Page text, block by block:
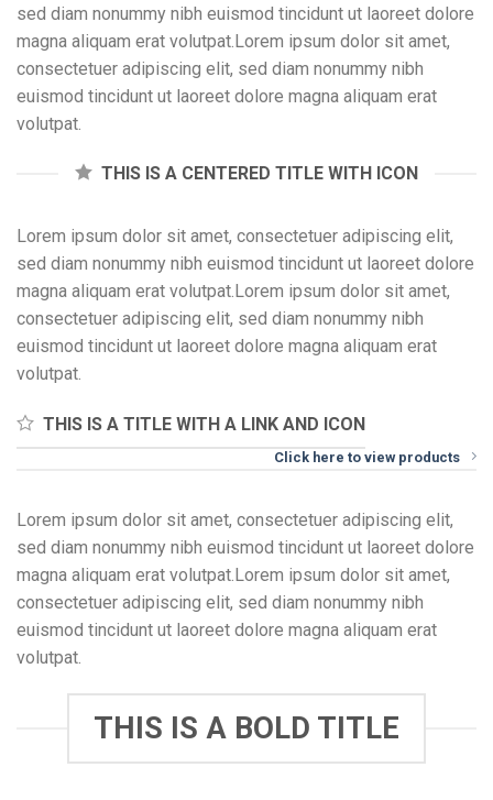
sed diam nonummy nibh euismod tincidunt ut laoreet dolore
magna aliquam erat volutpat.Lorem ipsum dolor sit amet,
consectetuer adipiscing elit, sed diam nonummy nibh
euismod tincidunt ut laoreet dolore magna aliquam erat
volutpat.
THIS IS A CENTERED TITLE WITH ICON
Lorem ipsum dolor sit amet, consectetuer adipiscing elit,
sed diam nonummy nibh euismod tincidunt ut laoreet dolore
magna aliquam erat volutpat.Lorem ipsum dolor sit amet,
consectetuer adipiscing elit, sed diam nonummy nibh
euismod tincidunt ut laoreet dolore magna aliquam erat
volutpat.
THIS IS A TITLE WITH A LINK AND ICON
Click here to view products
Lorem ipsum dolor sit amet, consectetuer adipiscing elit,
sed diam nonummy nibh euismod tincidunt ut laoreet dolore
magna aliquam erat volutpat.Lorem ipsum dolor sit amet,
consectetuer adipiscing elit, sed diam nonummy nibh
euismod tincidunt ut laoreet dolore magna aliquam erat
volutpat.
THIS IS A BOLD TITLE